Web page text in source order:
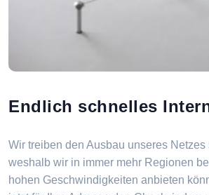
Endlich schnelles
Wir treiben den Ausbau unseres Netzes
weshalb wir in immer mehr Regionen
hohen Geschwindigkeiten anbieten